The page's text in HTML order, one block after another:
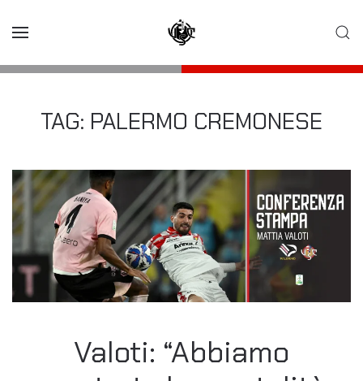
TAG: PALERMO CREMONESE
Valoti: “Abbiamo